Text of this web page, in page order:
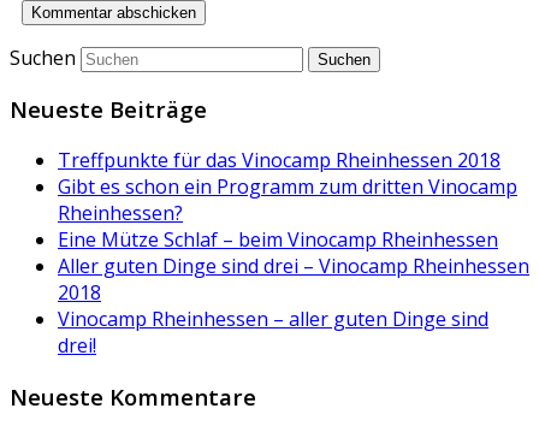
Suchen
Neueste Beiträge
Treffpunkte für das Vinocamp Rheinhessen 2018
Gibt es schon ein Programm zum dritten Vinocamp
Rheinhessen?
Eine Mütze Schlaf – beim Vinocamp Rheinhessen
Aller guten Dinge sind drei – Vinocamp Rheinhessen
2018
Vinocamp Rheinhessen – aller guten Dinge sind
drei!
Neueste Kommentare